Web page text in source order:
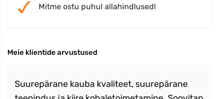
Mitme ostu puhul allahindlused!
Meie klientide arvustused
Suurepärane kauba kvaliteet, suurepärane